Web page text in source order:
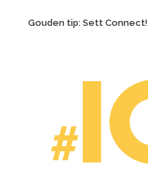
Gouden tip: Sett Connect!